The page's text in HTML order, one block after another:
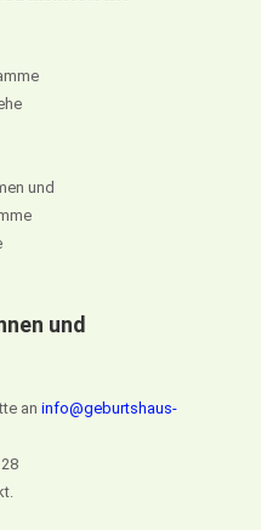
und
und
aninfo@geburtshaus-